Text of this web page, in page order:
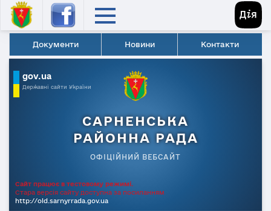
Документи Новини Контакти
gov.ua
Державні сайти України
САРНЕНСЬКА
РАЙОННА РАДА
ОФІЦІЙНИЙ ВЕБСАЙТ
Сайт працює в тестовому режимі.
Стара версія сайту доступна за посиланням
http://old.sarnyrrada.gov.ua